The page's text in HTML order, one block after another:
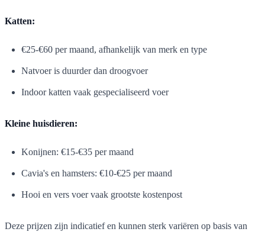
Katten:
€25-€60 per maand, afhankelijk van merk en type
Natvoer is duurder dan droogvoer
Indoor katten vaak gespecialiseerd voer
Kleine huisdieren:
Konijnen: €15-€35 per maand
Cavia's en hamsters: €10-€25 per maand
Hooi en vers voer vaak grootste kostenpost
Deze prijzen zijn indicatief en kunnen sterk variëren op basis van